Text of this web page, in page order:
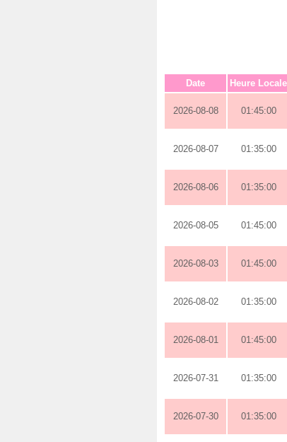
Date Heure Locale
2026-08-08 01:45:00
2026-08-07 01:35:00
2026-08-06 01:35:00
2026-08-05 01:45:00
2026-08-03 01:45:00
2026-08-02 01:35:00
2026-08-01 01:45:00
2026-07-31 01:35:00
2026-07-30 01:35:00